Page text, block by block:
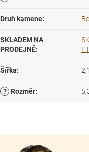
Druh kamene:
SKLADEM NA
PRODEJNĚ:
Šířka:
? Rozměr: